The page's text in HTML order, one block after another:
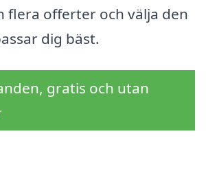
flera offerter och välja den
dig bäst.
gratis och utan